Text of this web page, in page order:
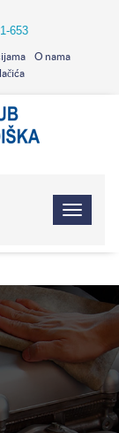
653
O nama